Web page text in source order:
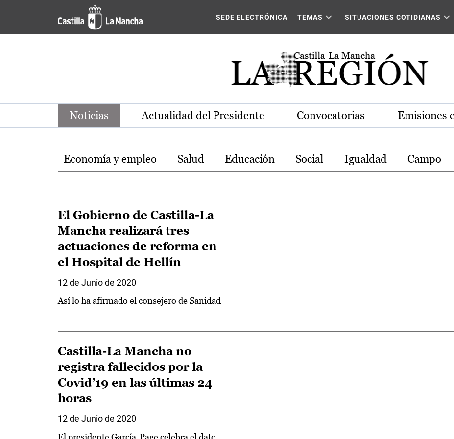
Pasar al contenido principal
Noticias de la región de Castilla-La Mancha
SEDE ELECTRÓNICA TEMAS SITUACIONES COTIDIANAS
Noticias Actualidad del Presidente Convocatorias Emisiones
Temas
Economía y empleo Salud Educación Social Igualdad Campo
El Gobierno de Castilla-La
Mancha realizará tres
actuaciones de reforma en
el Hospital de Hellín
12 de Junio de 2020
Así lo ha afirmado el consejero de Sanidad
Castilla-La Mancha no
registra fallecidos por la
Covid’19 en las últimas 24
horas
12 de Junio de 2020
El presidente García-Page celebra el dato